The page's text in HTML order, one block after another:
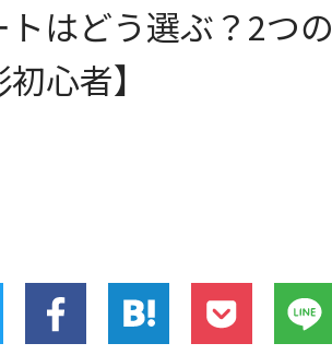
トはどう選ぶ？2つ
心者】